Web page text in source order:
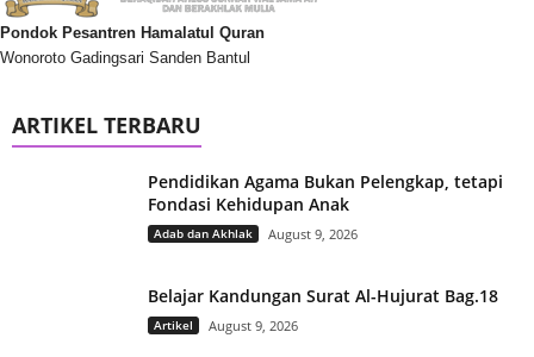
Pondok Pesantren Hamalatul Quran
Wonoroto Gadingsari Sanden Bantul
ARTIKEL TERBARU
Pendidikan Agama Bukan Pelengkap, tetapi
Fondasi Kehidupan Anak
Adab dan Akhlak August 9, 2026
Belajar Kandungan Surat Al-Hujurat Bag.18
Artikel August 9, 2026